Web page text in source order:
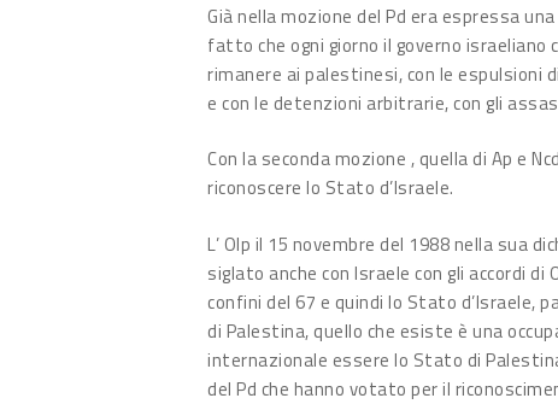
Già nella mozione del Pd era espressa
fatto che ogni giorno il governo israeliano
rimanere ai palestinesi, con le espulsioni
e con le detenzioni arbitrarie, con gli
Con la seconda mozione , quella di Ap e
riconoscere lo Stato d’Israele.
L’ Olp il 15 novembre del 1988 nella sua
siglato anche con Israele con gli accordi
confini del 67 e quindi lo Stato d’Israele,
di Palestina, quello che esiste è una
internazionale essere lo Stato di
del Pd che hanno votato per il